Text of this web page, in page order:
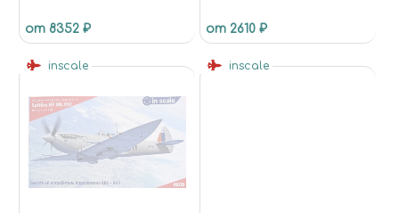
от 8352 ₽ от 2610 ₽
inscale inscale